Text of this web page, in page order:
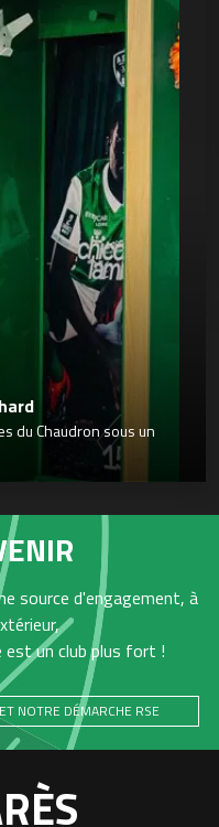
du Chaudron sous un
source d'engagement, à
est un club plus fort !
NOTRE DÉMARCHE RSE